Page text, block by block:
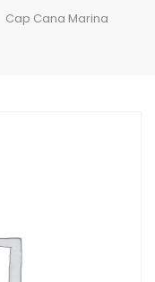
Cap Cana Marina